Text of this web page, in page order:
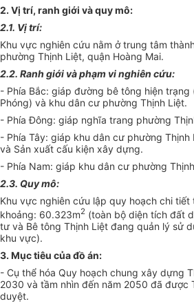
2. Vị trí, ranh giới và quy mô:
2.1. Vị trí:
Khu vực nghiên cứu nằm ở trung tâm
phường Thịnh Liệt, quận Hoàng Mai.
2.2. Ranh giới và phạm vi nghiên cứu:
- Phía Bắc: giáp đường bê tông hiện trạng
Phóng) và khu dân cư phường Thịnh Liệt.
- Phía Đông: giáp nghĩa trang phường
- Phía Tây: giáp khu dân cư phường
và Sản xuất cấu kiện xây dựng.
- Phía Nam: giáp khu dân cư phường
2.3. Quy mô:
Khu vực nghiên cứu lập quy hoạch chi
khoảng: 60.323m2 (toàn bộ diện tích đất
tư và Bê tông Thịnh Liệt đang quản lý sử
khu vực).
3. Mục tiêu của đồ án:
- Cụ thể hóa Quy hoạch chung xây dựng
2030 và tầm nhìn đến năm 2050 đã được
duyệt.